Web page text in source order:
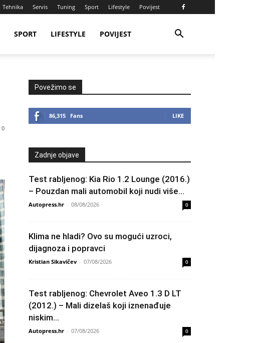
Tehnika Servis Tuning Sport Lifestyle Povijest
SPORT LIFESTYLE POVIJEST
0
Povežimo se
86,315 Fans LIKE
Zadnje objave
Test rabljenog: Kia Rio 1.2 Lounge (2016.)
– Pouzdan mali automobil koji nudi više...
Autopress.hr - 08/08/2026 0
Klima ne hladi? Ovo su mogući uzroci,
dijagnoza i popravci
Kristian Sikavičev - 07/08/2026 0
Test rabljenog: Chevrolet Aveo 1.3 D LT
(2012.) – Mali dizelaš koji iznenađuje
niskim...
Autopress.hr - 07/08/2026 0